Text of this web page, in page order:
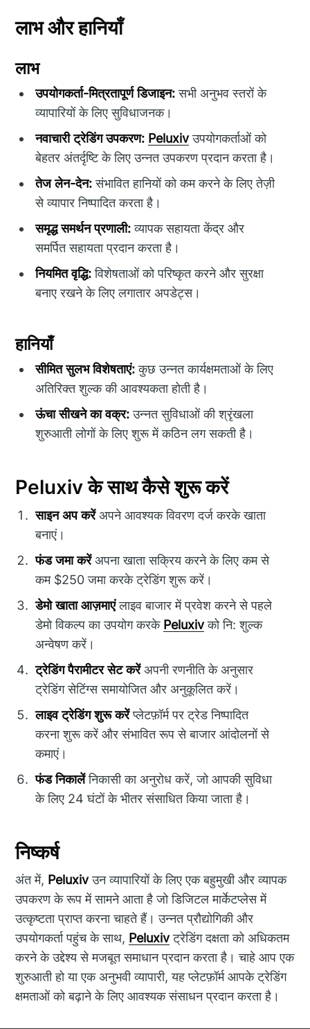
लाभ और हानियाँ
लाभ
उपयोगकर्ता-मित्रतापूर्ण डिजाइन:सभी अनुभव स्तरों के
व्यापारियों के लिए सुविधाजनक।
नवाचारी ट्रेडिंग उपकरण: Peluxivउपयोगकर्ताओं को
बेहतर अंतर्दृष्टि के लिए उन्नत उपकरण प्रदान करता है।
तेज लेन-देन:संभावित हानियों को कम करने के लिए तेज़ी
से व्यापार निष्पादित करता है।
समृद्ध समर्थन प्रणाली:व्यापक सहायता केंद्र और
समर्पित सहायता प्रदान करता है।
नियमित वृद्धि:विशेषताओं को परिष्कृत करने और सुरक्षा
बनाए रखने के लिए लगातार अपडेट्स।
हानियाँ
सीमित सुलभ विशेषताएं:कुछ उन्नत कार्यक्षमताओं के लिए
अतिरिक्त शुल्क की आवश्यकता होती है।
ऊंचा सीखने का वक्र:उन्नत सुविधाओं की श्रृंखला
शुरुआती लोगों के लिए शुरू में कठिन लग सकती है।
Peluxiv के साथ कैसे शुरू करें
साइन अप करेंअपने आवश्यक विवरण दर्ज करके खाता
बनाएं।
फंड जमा करेंअपना खाता सक्रिय करने के लिए कम से
कम $250 जमा करके ट्रेडिंग शुरू करें।
डेमो खाता आज़माएंलाइव बाजार में प्रवेश करने से पहले
डेमो विकल्प का उपयोग करके Peluxivको नि: शुल्क
अन्वेषण करें।
ट्रेडिंग पैरामीटर सेट करेंअपनी रणनीति के अनुसार
ट्रेडिंग सेटिंग्स समायोजित और अनुकूलित करें।
लाइव ट्रेडिंग शुरू करेंप्लेटफ़ॉर्म पर ट्रेड निष्पादित
करना शुरू करें और संभावित रूप से बाजार आंदोलनों से
कमाएं।
फंड निकालेंनिकासी का अनुरोध करें, जो आपकी सुविधा
के लिए 24 घंटों के भीतर संसाधित किया जाता है।
निष्कर्ष
अंत में, Peluxivउन व्यापारियों के लिए एक बहुमुखी और व्यापक
उपकरण के रूप में सामने आता है जो डिजिटल मार्केटप्लेस में
उत्कृष्टता प्राप्त करना चाहते हैं। उन्नत प्रौद्योगिकी और
उपयोगकर्ता पहुंच के साथ, Peluxivट्रेडिंग दक्षता को अधिकतम
करने के उद्देश्य से मजबूत समाधान प्रदान करता है। चाहे आप एक
शुरुआती हो या एक अनुभवी व्यापारी, यह प्लेटफ़ॉर्म आपके ट्रेडिंग
क्षमताओं को बढ़ाने के लिए आवश्यक संसाधन प्रदान करता है।